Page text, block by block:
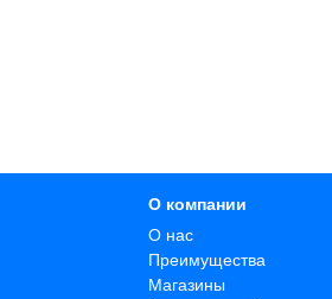
О компании
О нас
Преимущества
Магазины